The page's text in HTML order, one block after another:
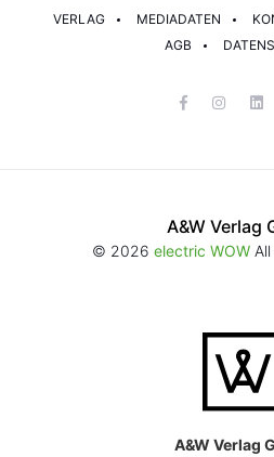
VERLAG MEDIADATEN
AGB
A&W Verlag
© 2026 electric WOWAll
A&W Verlag